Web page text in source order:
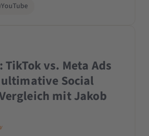
YouTube
TikTok vs. Meta Ads
ultimative Social
mit Jakob